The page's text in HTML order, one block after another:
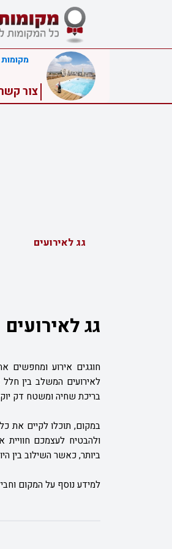
צור
גג לאירועים
גג לאירועים
חוגגים אירוע ומחפשים
לאירועים המשלב בין
בריכת שחיה ומשטח דק
ולהבטיח לעצמכם חוויית
ביותר, כאשר השילוב בין
למידע נוסף על המקום